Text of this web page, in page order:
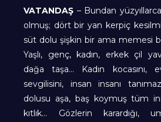
VATANDAŞ – Bundan
olmuş; dört bir yan kerpiç
süt dolu şişkin bir ama memesi
Yaşlı, genç, kadın, erkek çil
dağa taşa… Kadın kocasını,
sevgilisini, insan insanı
dolusu aşa, baş koymuş tüm
kıtlık… Gözlerin karardığı,